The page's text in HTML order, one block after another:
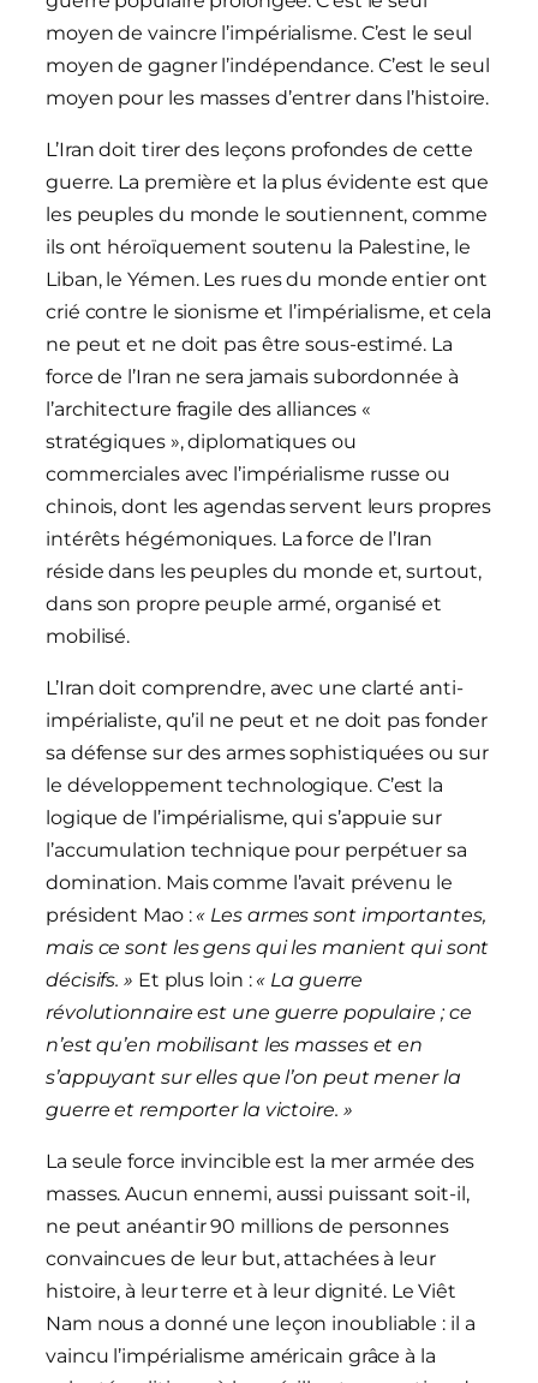
moyen de vaincre l’impérialisme. C’est le seul
moyen de gagner l’indépendance. C’est le seul
moyen pour les masses d’entrer dans l’histoire.
L’Iran doit tirer des leçons profondes de cette
guerre. La première et la plus évidente est que
les peuples du monde le soutiennent, comme
ils ont héroïquement soutenu la Palestine, le
Liban, le Yémen. Les rues du monde entier ont
crié contre le sionisme et l’impérialisme, et cela
ne peut et ne doit pas être sous-estimé. La
force de l’Iran ne sera jamais subordonnée à
l’architecture fragile des alliances «
stratégiques », diplomatiques ou
commerciales avec l’impérialisme russe ou
chinois, dont les agendas servent leurs propres
intérêts hégémoniques. La force de l’Iran
réside dans les peuples du monde et, surtout,
dans son propre peuple armé, organisé et
mobilisé.
L’Iran doit comprendre, avec une clarté anti-
impérialiste, qu’il ne peut et ne doit pas fonder
sa défense sur des armes sophistiquées ou sur
le développement technologique. C’est la
logique de l’impérialisme, qui s’appuie sur
l’accumulation technique pour perpétuer sa
domination. Mais comme l’avait prévenu le
président Mao :« Les armes sont importantes,
mais ce sont les gens qui les manient qui sont
décisifs. » Et plus loin : « La guerre
révolutionnaire est une guerre populaire ; ce
n’est qu’en mobilisant les masses et en
s’appuyant sur elles que l’on peut mener la
guerre et remporter la victoire. »
La seule force invincible est la mer armée des
masses. Aucun ennemi, aussi puissant soit-il,
ne peut anéantir 90 millions de personnes
convaincues de leur but, attachées à leur
histoire, à leur terre et à leur dignité. Le Viêt
Nam nous a donné une leçon inoubliable : il a
vaincu l’impérialisme américain grâce à la